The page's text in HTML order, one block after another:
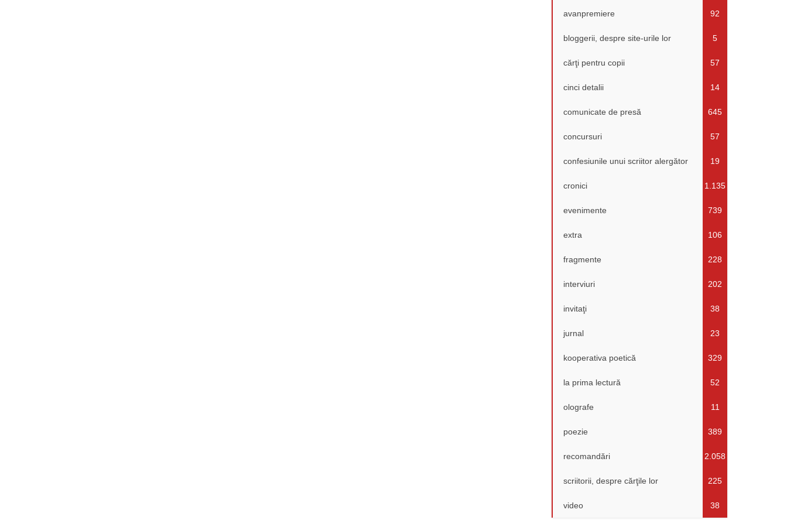
avanpremiere 92
bloggerii, despre site-urile lor 5
cărţi pentru copii 57
cinci detalii 14
comunicate de presă 645
concursuri 57
confesiunile unui scriitor alergător 19
cronici 1.135
evenimente 739
extra 106
fragmente 228
interviuri 202
invitaţi 38
jurnal 23
kooperativa poetică 329
la prima lectură 52
olografe 11
poezie 389
recomandări 2.058
scriitorii, despre cărţile lor 225
video 38